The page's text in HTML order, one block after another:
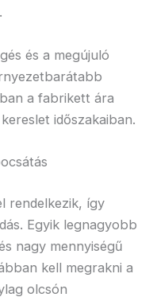
és a megújuló
a fabrikett ára
időszakaiban.
rendelkezik, így
Egyik legnagyobb
nagy mennyiségű
kell megrakni a
olcsón